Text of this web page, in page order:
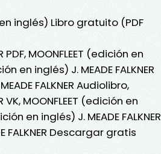
inglés) Libro gratuito (PDF
PDF, MOONFLEET (edición en
en inglés) J. MEADE FALKNER
FALKNER Audiolibro,
VK, MOONFLEET (edición en
en inglés) J. MEADE FALKNER
FALKNER Descargar gratis